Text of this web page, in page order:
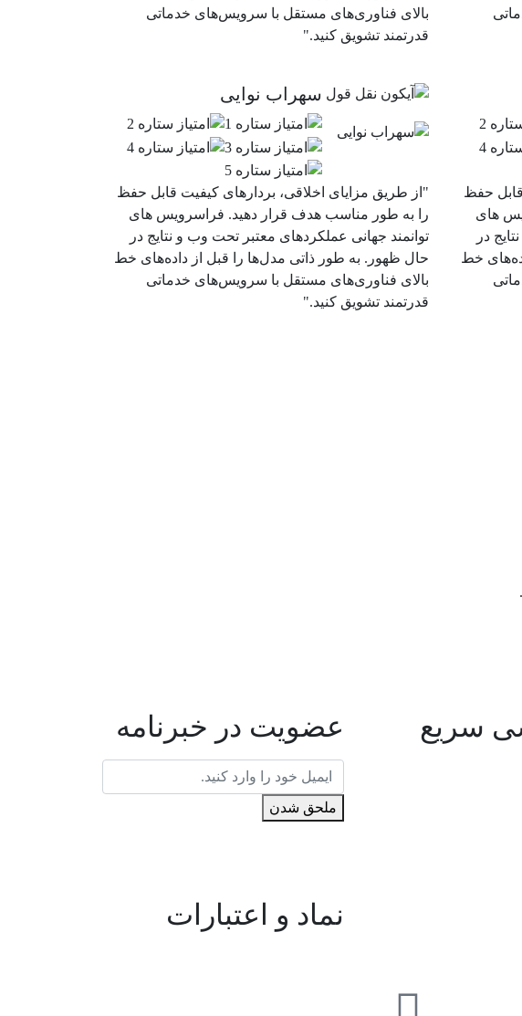
بالای فناوری‌های مستقل با سرویس‌های خدماتی
قدرتمند تشویق کنید."
قابل حفظ
های
در
خط
سهراب نوایی
"از طریق مزایای اخلاقی، بردارهای کیفیت قابل حفظ
را به طور مناسب هدف قرار دهید. فراسرویس های
توانمند جهانی عملکردهای معتبر تحت وب و نتایج در
حال ظهور. به طور ذاتی مدل‌ها را قبل از داده‌های خط
بالای فناوری‌های مستقل با سرویس‌های خدماتی
قدرتمند تشویق کنید."
سریع عضویت در خبرنامه
ملحق شدن
نماد و اعتبارات